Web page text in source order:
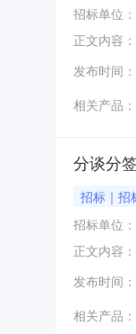
招标单位：
正文内容：
发布时间：
相关产品：
分谈分
招标｜招
招标单位：
正文内容：
发布时间：
相关产品：